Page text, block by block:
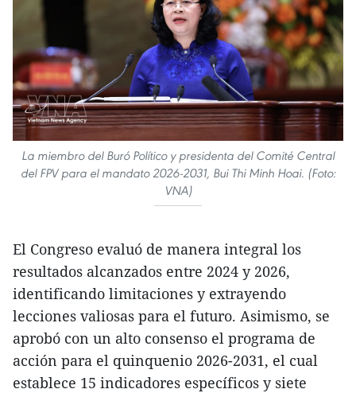
La miembro del Buró Político y presidenta del Comité Central
del FPV para el mandato 2026-2031, Bui Thi Minh Hoai. (Foto:
VNA)
El Congreso evaluó de manera integral los
resultados alcanzados entre 2024 y 2026,
identificando limitaciones y extrayendo
lecciones valiosas para el futuro. Asimismo, se
aprobó con un alto consenso el programa de
acción para el quinquenio 2026-2031, el cual
establece 15 indicadores específicos y siete